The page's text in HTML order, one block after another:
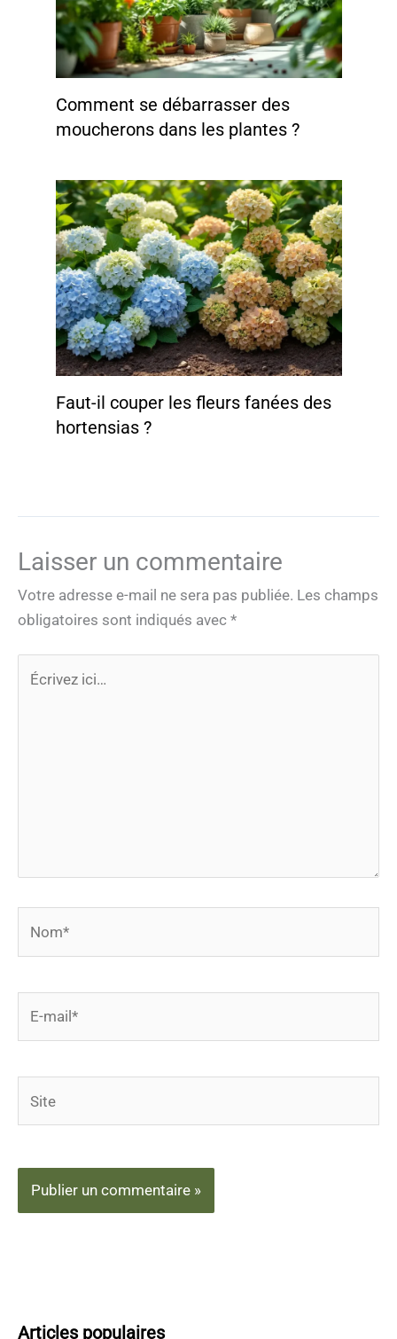
Comment se débarrasser des
moucherons dans les plantes ?
Faut-il couper les fleurs fanées des
hortensias ?
Laisser un commentaire
Votre adresse e-mail ne sera pas publiée. Les champs
obligatoires sont indiqués avec *
Articles populaires